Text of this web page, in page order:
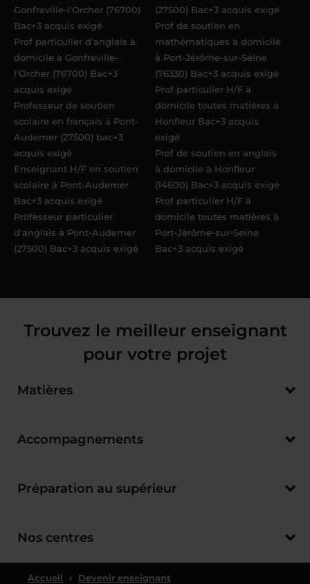
Gonfreville-l'Orcher (76700)
Bac+3 acquis exigé
Prof particulier d'anglais à
domicile à Gonfreville-
l'Orcher (76700) Bac+3
acquis exigé
Professeur de soutien
scolaire en français à Pont-
Audemer (27500) bac+3
acquis exigé
Enseignant H/F en soutien
scolaire à Pont-Audemer
Bac+3 acquis exigé
Professeur particulier
d'anglais à Pont-Audemer
(27500) Bac+3 acquis exigé
(27500) Bac+3 acquis exigé
Prof de soutien en
mathématiques à domicile
à Port-Jérôme-sur-Seine
(76330) Bac+3 acquis exigé
Prof particulier H/F à
domicile toutes matières à
Honfleur Bac+3 acquis
exigé
Prof de soutien en anglais
à domicile à Honfleur
(14600) Bac+3 acquis exigé
Prof particulier H/F à
domicile toutes matières à
Port-Jérôme-sur-Seine
Bac+3 acquis exigé
Trouvez le meilleur enseignant
pour votre projet
Matières
Accompagnements
Préparation au supérieur
Nos centres
Accueil ›
Devenir enseignant